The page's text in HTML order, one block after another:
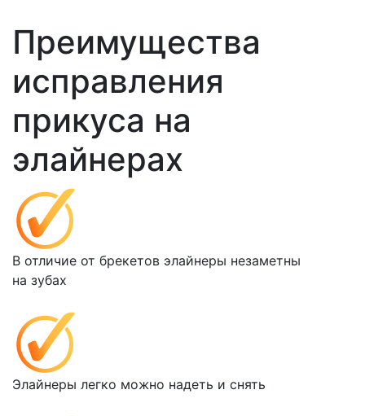
Преимущества
исправления
прикуса на
элайнерах
В отличие от брекетов элайнеры незаметны
на зубах
Элайнеры легко можно надеть и снять